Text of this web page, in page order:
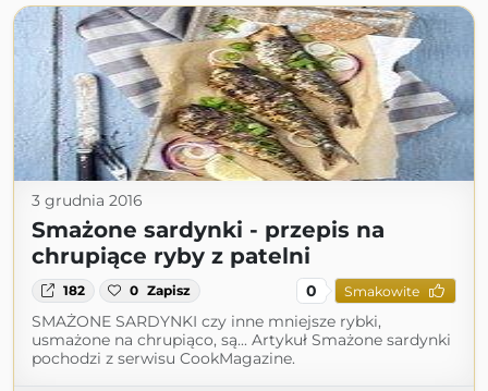
3 grudnia 2016
Smażone sardynki - przepis na
chrupiące ryby z patelni
182 0 Zapisz 0 Smakowite
SMAŻONE SARDYNKI czy inne mniejsze rybki,
usmażone na chrupiąco, są... Artykuł Smażone sardynki
pochodzi z serwisu CookMagazine.